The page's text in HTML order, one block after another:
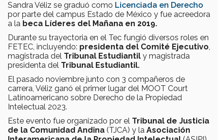
Sandra Véliz se graduó como Licenciada en Derecho
por parte del campus Estado de México y fue acreedora
a la beca Líderes del Mañana en 2019.
Durante su trayectoria en el Tec fungió diversos roles en
FETEC, incluyendo: presidenta del Comité Ejecutivo,
magistrada del Tribunal Estudiantil y magistrada
presidenta del Tribunal Estudiantil.
El pasado noviembre junto con 3 compañeros de
carrera, Véliz ganó el primer lugar del MOOT Court
Latinoamericano sobre Derecho de la Propiedad
Intelectual 2023.
Este evento fue organizado por el Tribunal de Justicia
de la Comunidad Andina (TJCA) y la Asociación